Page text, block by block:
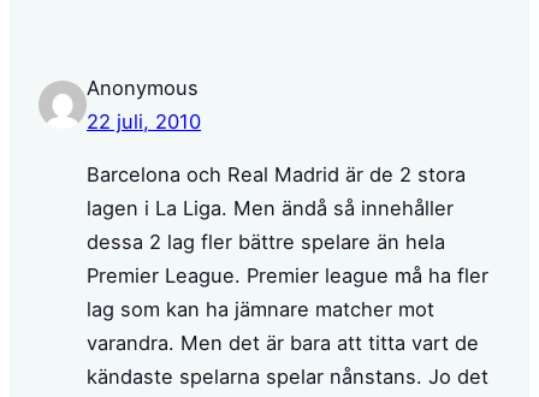
Anonymous
22 juli, 2010
Barcelona och Real Madrid är de 2 stora
lagen i La Liga. Men ändå så innehåller
dessa 2 lag fler bättre spelare än hela
Premier League. Premier league må ha fler
lag som kan ha jämnare matcher mot
varandra. Men det är bara att titta vart de
kändaste spelarna spelar nånstans. Jo det